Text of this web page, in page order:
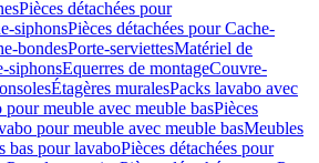
Pièces détachées pour
siphonsPièces détachées pour Cache-
bondesPorte-serviettesMatériel de
siphonsEquerres de montageCouvre-
Étagères muralesPacks lavabo avec
pour meuble avec meuble basPièces
pour meuble avec meuble basMeubles
bas pour lavaboPièces détachées pour